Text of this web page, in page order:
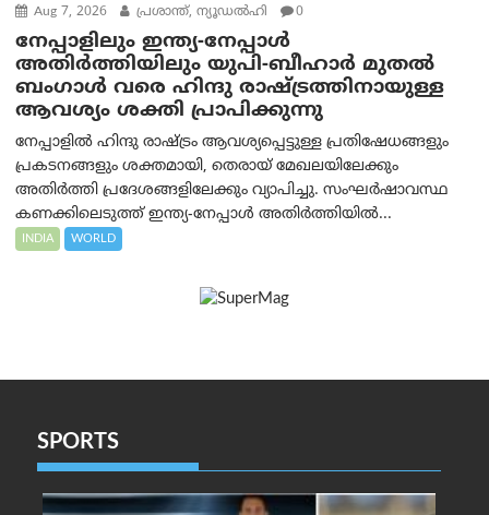
Aug 7, 2026 പ്രശാന്ത്, ന്യൂഡല്‍ഹി 0
നേപ്പാളിലും ഇന്ത്യ-നേപ്പാൾ
അതിർത്തിയിലും യുപി-ബീഹാർ മുതൽ
ബംഗാൾ വരെ ഹിന്ദു രാഷ്ട്രത്തിനായുള്ള
ആവശ്യം ശക്തി പ്രാപിക്കുന്നു
നേപ്പാളിൽ ഹിന്ദു രാഷ്ട്രം ആവശ്യപ്പെട്ടുള്ള പ്രതിഷേധങ്ങളും
പ്രകടനങ്ങളും ശക്തമായി, തെരായ് മേഖലയിലേക്കും
അതിർത്തി പ്രദേശങ്ങളിലേക്കും വ്യാപിച്ചു. സംഘർഷാവസ്ഥ
കണക്കിലെടുത്ത് ഇന്ത്യ-നേപ്പാൾ അതിർത്തിയിൽ...
INDIA WORLD
SPORTS